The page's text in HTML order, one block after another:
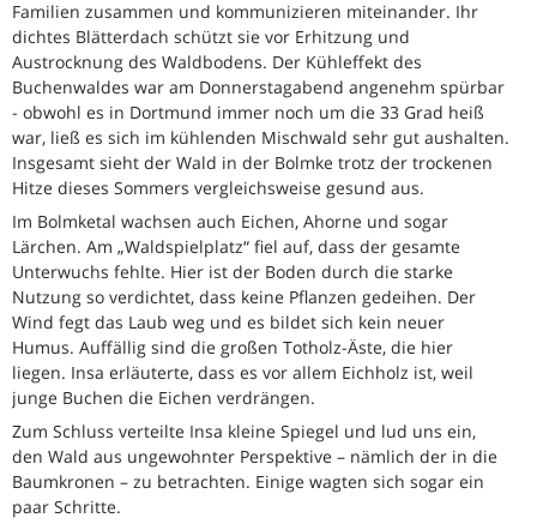
Familien zusammen und kommunizieren miteinander. Ihr
dichtes Blätterdach schützt sie vor Erhitzung und
Austrocknung des Waldbodens. Der Kühleffekt des
Buchenwaldes war am Donnerstagabend angenehm spürbar
- obwohl es in Dortmund immer noch um die 33 Grad heiß
war, ließ es sich im kühlenden Mischwald sehr gut aushalten.
Insgesamt sieht der Wald in der Bolmke trotz der trockenen
Hitze dieses Sommers vergleichsweise gesund aus.
Im Bolmketal wachsen auch Eichen, Ahorne und sogar
Lärchen. Am „Waldspielplatz“ fiel auf, dass der gesamte
Unterwuchs fehlte. Hier ist der Boden durch die starke
Nutzung so verdichtet, dass keine Pflanzen gedeihen. Der
Wind fegt das Laub weg und es bildet sich kein neuer
Humus. Auffällig sind die großen Totholz-Äste, die hier
liegen. Insa erläuterte, dass es vor allem Eichholz ist, weil
junge Buchen die Eichen verdrängen.
Zum Schluss verteilte Insa kleine Spiegel und lud uns ein,
den Wald aus ungewohnter Perspektive – nämlich der in die
Baumkronen – zu betrachten. Einige wagten sich sogar ein
paar Schritte.